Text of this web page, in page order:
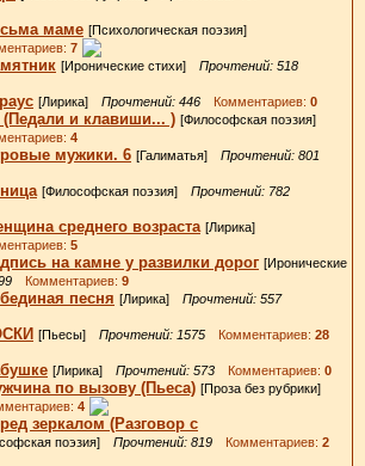
маме [Психологическая поэзия]
7
[Иронические стихи] Прочтений: 518
[Лирика] Прочтений: 446 Комментариев: 0
(Педали и клавиши... ) [Философская поэзия]
4
мужики. 6 [Галиматья] Прочтений: 801
[Философская поэзия] Прочтений: 782
среднего возраста [Лирика]
5
на камне у развилки дорог [Иронические
Комментариев: 9
песня [Лирика] Прочтений: 557
[Пьесы] Прочтений: 1575 Комментариев: 28
[Лирика] Прочтений: 573 Комментариев: 0
по вызову (Пьеса) [Проза без рубрики]
4
зеркалом (Разговор с
поэзия] Прочтений: 819 Комментариев: 2